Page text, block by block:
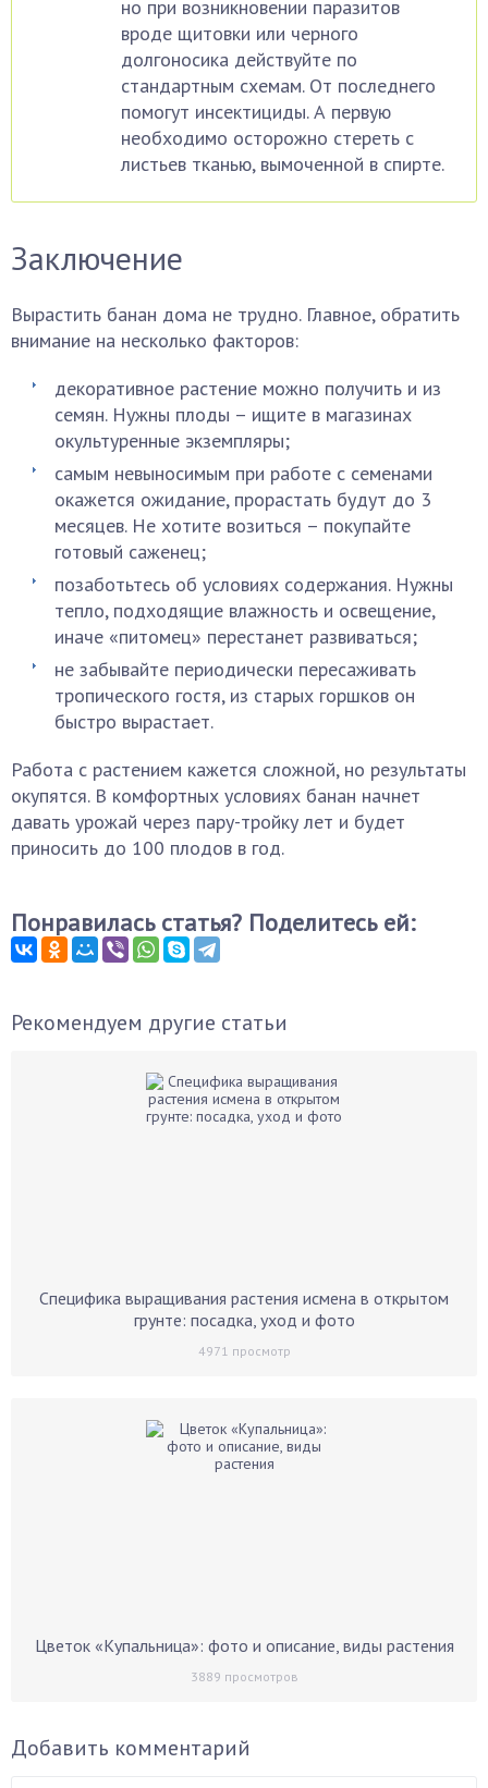
но при возникновении паразитов
вроде щитовки или черного
долгоносика действуйте по
стандартным схемам. От последнего
помогут инсектициды. А первую
необходимо осторожно стереть с
листьев тканью, вымоченной в спирте.
Заключение
Вырастить банан дома не трудно. Главное, обратить
внимание на несколько факторов:
декоративное растение можно получить и из
семян. Нужны плоды – ищите в магазинах
окультуренные экземпляры;
самым невыносимым при работе с семенами
окажется ожидание, прорастать будут до 3
месяцев. Не хотите возиться – покупайте
готовый саженец;
позаботьтесь об условиях содержания. Нужны
тепло, подходящие влажность и освещение,
иначе «питомец» перестанет развиваться;
не забывайте периодически пересаживать
тропического гостя, из старых горшков он
быстро вырастает.
Работа с растением кажется сложной, но результаты
окупятся. В комфортных условиях банан начнет
давать урожай через пару-тройку лет и будет
приносить до 100 плодов в год.
Понравилась статья? Поделитесь ей:
Рекомендуем другие статьи
Специфика выращивания растения исмена в открытом
грунте: посадка, уход и фото
4971 просмотр
Цветок «Купальница»: фото и описание, виды растения
3889 просмотров
Добавить комментарий